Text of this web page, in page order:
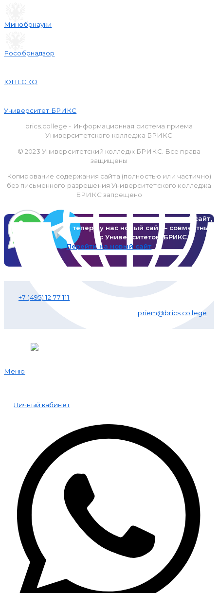
Минобрнауки
Рособрнадзор
ЮНЕСКО
Университет БРИКС
brics.college - Информационная система приема
Университетского колледжа БРИКС
© 2023 Университетский колледж БРИКС. Все права
защищены
Копирование содержания сайта (полностью или частично)
без письменного разрешения Университетского колледжа
БРИКС запрещено
Вы просматриваете наш старый сайт,
теперь у нас новый сайт – совместный
с Университетом БРИКС
Перейти на новый сайт
+7 (495) 12 77 111
priem@brics.college
Меню
Личный кабинет